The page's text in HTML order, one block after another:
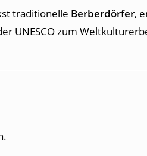
traditionelle Berberdörfer,
UNESCO zum